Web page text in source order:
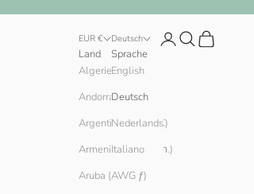
EUR €
Land
Andorra (EUR €)
Argentinien (EUR €)
Armenien (AMD դր.)
Aruba (AWG ƒ)
Deutsch
Sprache
English
Deutsch
Nederlands
Italiano
Anmelden
SuchenWarenkorb